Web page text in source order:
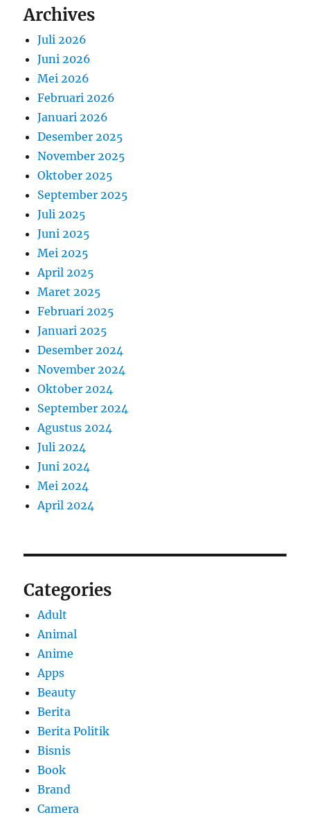
Archives
Juli 2026
Juni 2026
Mei 2026
Februari 2026
Januari 2026
Desember 2025
November 2025
Oktober 2025
September 2025
Juli 2025
Juni 2025
Mei 2025
April 2025
Maret 2025
Februari 2025
Januari 2025
Desember 2024
November 2024
Oktober 2024
September 2024
Agustus 2024
Juli 2024
Juni 2024
Mei 2024
April 2024
Categories
Adult
Animal
Anime
Apps
Beauty
Berita
Berita Politik
Bisnis
Book
Brand
Camera